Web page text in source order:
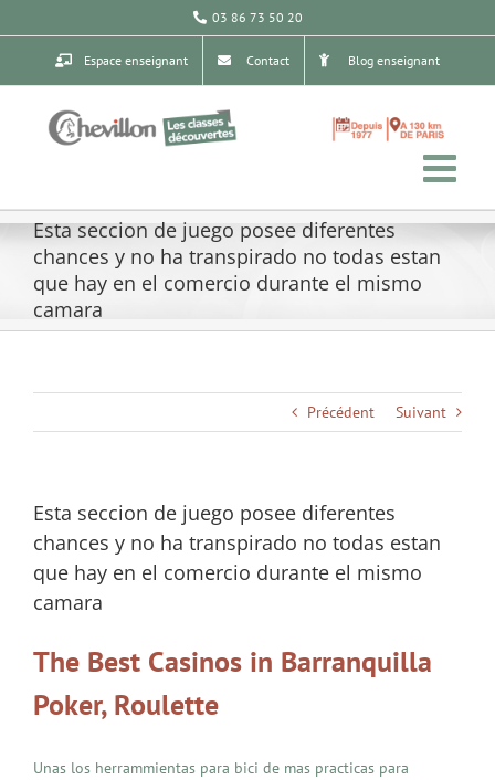
au
03 86 73 50 20
Espace enseignant Contact Blog enseignant
Esta seccion de juego posee diferentes
chances y no ha transpirado no todas estan
que hay en el comercio durante el mismo
camara
Précédent Suivant
Esta seccion de juego posee diferentes
chances y no ha transpirado no todas estan
que hay en el comercio durante el mismo
camara
The Best Casinos in Barranquilla
Poker, Roulette
Unas los herrammientas para bici de mas practicas para